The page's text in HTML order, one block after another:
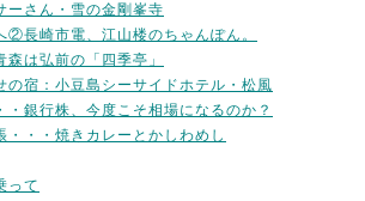
ーさん・雪の金剛峯寺
②長崎市電、江山楼のちゃんぽん。
は弘前の「四季亭」
宿：小豆島シーサイドホテル・松風
・銀行株、今度こそ相場になるのか？
・・・焼きカレーとかしわめし
って